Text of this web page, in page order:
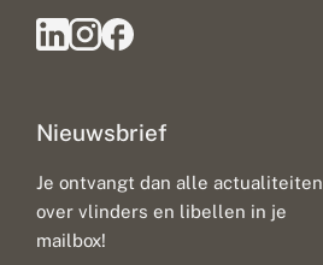
Nieuwsbrief
Je ontvangt dan alle actualiteiten
over vlinders en libellen in je
mailbox!